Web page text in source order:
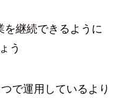
を継続できるように
う
で運用しているより